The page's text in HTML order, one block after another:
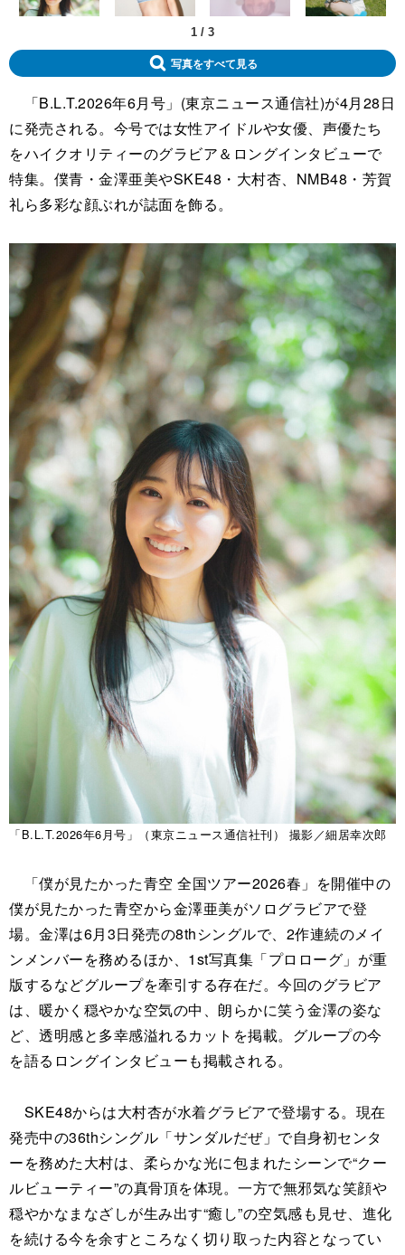
1 / 3
写真をすべて見る
「B.L.T.2026年6月号」(東京ニュース通信社)が4月28日
に発売される。今号では女性アイドルや女優、声優たち
をハイクオリティーのグラビア＆ロングインタビューで
特集。僕青・金澤亜美やSKE48・大村杏、NMB48・芳賀
礼ら多彩な顔ぶれが誌面を飾る。
「B.L.T.2026年6月号」（東京ニュース通信社刊） 撮影／細居幸次郎
「僕が見たかった青空 全国ツアー2026春」を開催中の
僕が見たかった青空から金澤亜美がソログラビアで登
場。金澤は6月3日発売の8thシングルで、2作連続のメイ
ンメンバーを務めるほか、1st写真集「プロローグ」が重
版するなどグループを牽引する存在だ。今回のグラビア
は、暖かく穏やかな空気の中、朗らかに笑う金澤の姿な
ど、透明感と多幸感溢れるカットを掲載。グループの今
を語るロングインタビューも掲載される。
SKE48からは大村杏が水着グラビアで登場する。現在
発売中の36thシングル「サンダルだぜ」で自身初センタ
ーを務めた大村は、柔らかな光に包まれたシーンで“クー
ルビューティー”の真骨頂を体現。一方で無邪気な笑顔や
穏やかなまなざしが生み出す“癒し”の空気感も見せ、進化
を続ける今を余すところなく切り取った内容となってい